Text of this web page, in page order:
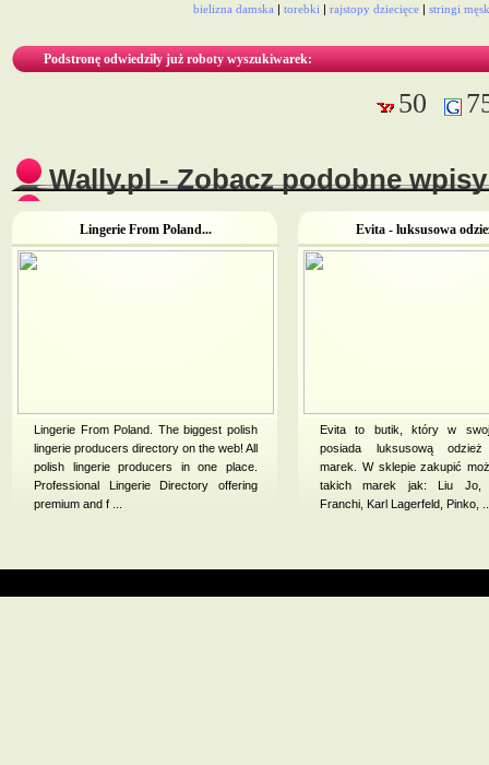
bielizna damska |torebki |rajstopy dziecięce |stringi
Podstronę odwiedziły już roboty wyszukiwarek:
50
Wally.pl - Zobacz podobne
Lingerie From Poland...
Lingerie From Poland. The biggest polish
lingerie producers directory on the web! All
polish lingerie producers in one place.
Professional Lingerie Directory offering
premium and f ...
Evita - luksusowa
Evita to butik, który w
posiada luksusową odzież
marek. W sklepie zakupić
takich marek jak: Liu Jo,
Franchi, Karl Lagerfeld, Pinko,